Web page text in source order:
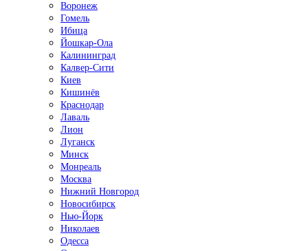
Воронеж
Гомель
Ибица
Йошкар-Ола
Калининград
Калвер-Сити
Киев
Кишинёв
Краснодар
Лаваль
Лион
Луганск
Минск
Монреаль
Москва
Нижний Новгород
Новосибирск
Нью-Йорк
Николаев
Одесса